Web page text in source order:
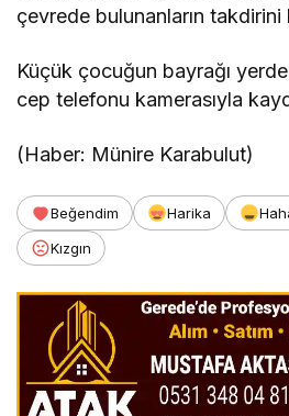
çevrede bulunanların takdirini
Küçük çocuğun bayrağı
cep telefonu kamerasıyla
(Haber: Münire Karabulut)
Beğendim Harika
Kızgın